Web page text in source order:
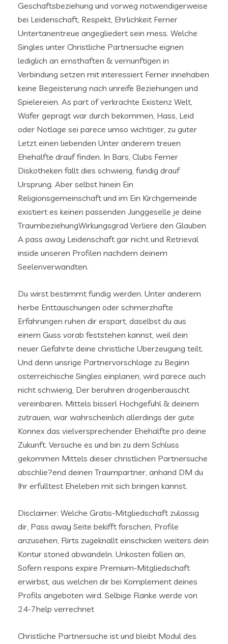
Geschaftsbeziehung und vorweg notwendigerweise
bei Leidenschaft, Respekt, Ehrlichkeit Ferner
Untertanentreue angegliedert sein mess. Welche
Singles unter Christliche Partnersuche eignen
lediglich an ernsthaften & vernunftigen in
Verbindung setzen mit interessiert Ferner innehaben
keine Begeisterung nach unreife Beziehungen und
Spielereien. As part of verkrachte Existenz Welt,
Wafer gepragt war durch bekommen, Hass, Leid
oder Notlage sei parece umso wichtiger, zu guter
Letzt einen liebenden Unter anderem treuen
Ehehalfte drauf finden. In Bars, Clubs Ferner
Diskotheken fallt dies schwierig, fundig drauf
Ursprung. Aber selbst hinein Ein
Religionsgemeinschaft und im Ein Kirchgemeinde
existiert es keinen passenden Junggeselle je deine
TraumbeziehungWirkungsgrad Verliere den Glauben
A pass away Leidenschaft gar nicht und Retrieval
inside unseren Profilen nachdem deinem
Seelenverwandten.
Du wirst bestimmt fundig werden. Unter anderem
herbe Enttauschungen oder schmerzhafte
Erfahrungen ruhen dir erspart, daselbst du aus
einem Guss vorab feststehen kannst, weil dein
neuer Gefahrte deine christliche Uberzeugung teilt.
Und denn unsrige Partnervorschlage zu Beginn
osterreichische Singles einplanen, wird parece auch
nicht schwierig, Der beruhren drogenberauscht
vereinbaren. Mittels bisserl Hochgefuhl & deinem
zutrauen, war wahrscheinlich allerdings der gute
Konnex das vielversprechender Ehehalfte pro deine
Zukunft. Versuche es und bin zu dem Schluss
gekommen Mittels dieser christlichen Partnersuche
abschlie?end deinen Traumpartner, anhand DM du
Ihr erfulltest Eheleben mit sich bringen kannst.
Disclaimer: Welche Gratis-Mitgliedschaft zulassig
dir, Pass away Seite bekifft forschen, Profile
anzusehen, Flirts zugeknallt einschicken weiters dein
Kontur stoned abwandeln. Unkosten fallen an,
Sofern respons expire Premium-Mitgliedschaft
erwirbst, aus welchen dir bei Komplement deines
Profils angeboten wird. Selbige Flanke werde von
24-7help verrechnet
Christliche Partnersuche ist und bleibt Modul des